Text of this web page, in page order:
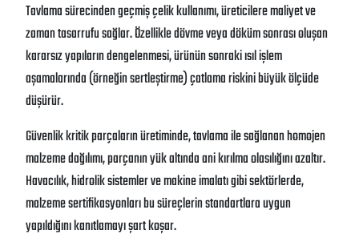
Tavlama sürecinden geçmiş çelik kullanımı, üreticilere maliyet ve
zaman tasarrufu sağlar. Özellikle dövme veya döküm sonrası oluşan
kararsız yapıların dengelenmesi, ürünün sonraki ısıl işlem
aşamalarında (örneğin sertleştirme) çatlama riskini büyük ölçüde
düşürür.
Güvenlik kritik parçaların üretiminde, tavlama ile sağlanan homojen
malzeme dağılımı, parçanın yük altında ani kırılma olasılığını azaltır.
Havacılık, hidrolik sistemler ve makine imalatı gibi sektörlerde,
malzeme sertifikasyonları bu süreçlerin standartlara uygun
yapıldığını kanıtlamayı şart koşar.